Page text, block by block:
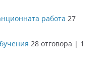
работа 27
28 отговора | 1